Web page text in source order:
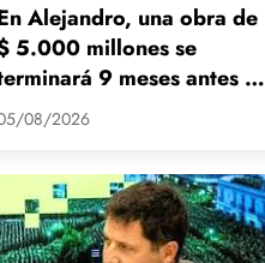
Alejandro, una obra de
5.000 millones se
9 meses antes de
previsto
08/2026